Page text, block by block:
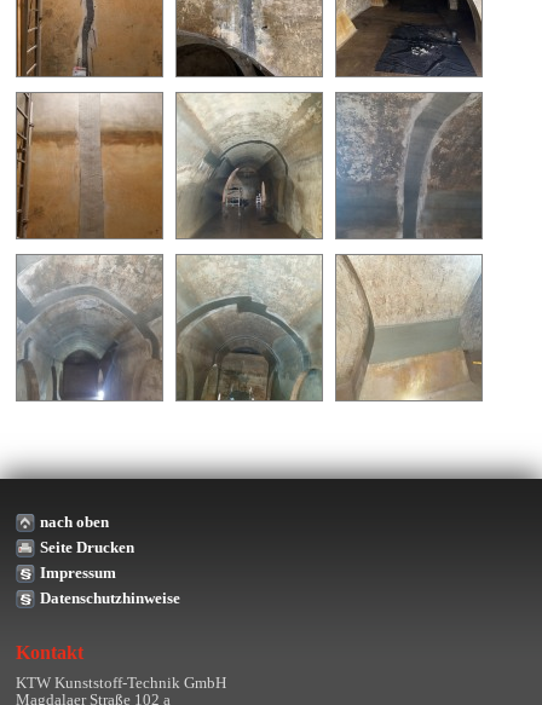
nach oben
Seite Drucken
Impressum
Datenschutzhinweise
Kontakt
KTW Kunststoff-Technik GmbH
Magdalaer Straße 102 a